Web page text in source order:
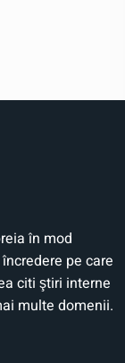
în mod
pe care
citi ştiri interne
multe domenii.